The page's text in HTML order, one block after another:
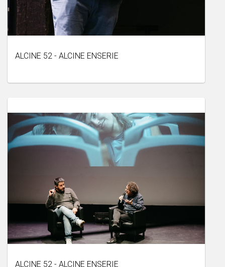
ALCINE 52 - ALCINE ENSERIE
ALCINE 52 - ALCINE ENSERIE